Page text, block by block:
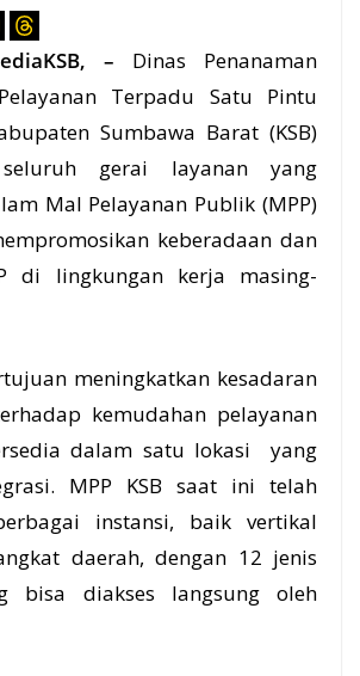
– Dinas Penanaman
Terpadu Satu Pintu
Sumbawa Barat (KSB)
seluruh gerai layananyang
Mal Pelayanan Publik (MPP)
keberadaan dan
di lingkungan kerja masing-
meningkatkan kesadaran
kemudahan pelayanan
dalam satu lokasi yang
MPP KSB saat ini telah
instansi, baik vertikal
daerah, dengan 12 jenis
bisa diakses langsung oleh